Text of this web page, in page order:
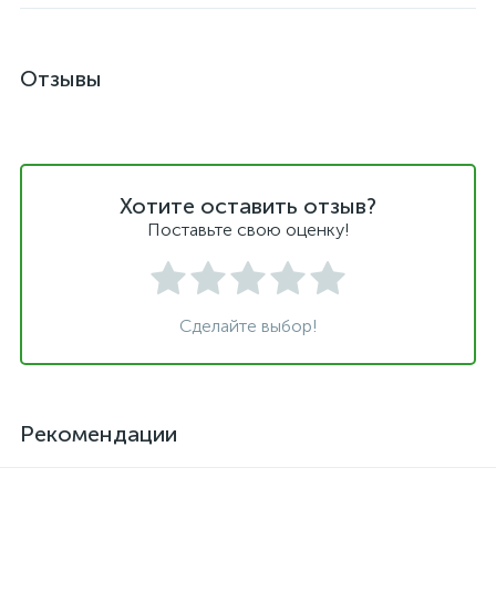
Отзывы
Хотите оставить отзыв?
Поставьте свою оценку!
Сделайте выбор!
Рекомендации